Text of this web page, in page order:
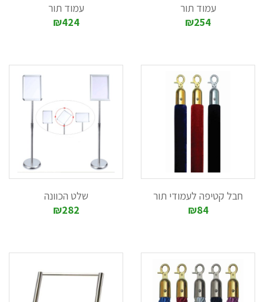
עמוד תור
₪254
עמוד תור
₪424
חבל קטיפה לעמודי תור
₪84
שלט הכוונה
₪282